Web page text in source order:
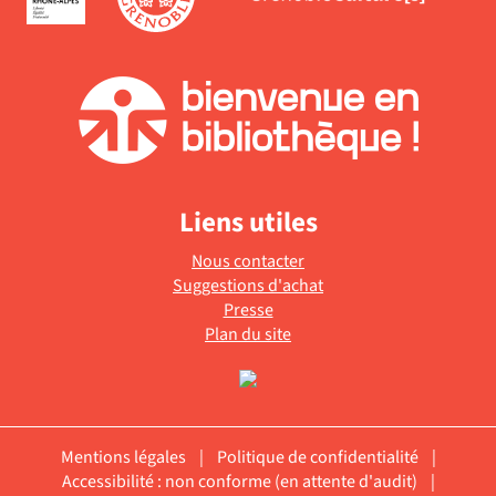
Liens utiles
Nous contacter
Suggestions d'achat
Presse
Plan du site
Mentions légales | Politique de confidentialité
|
Accessibilité : non conforme (en attente d'audit)
|